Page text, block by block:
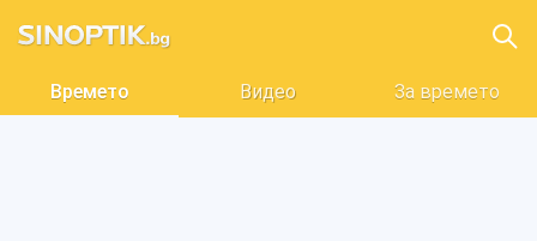
Времето Видео За времето